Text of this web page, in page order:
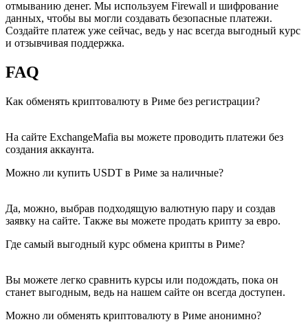
отмыванию денег. Мы используем Firewall и шифрование
данных, чтобы вы могли создавать безопасные платежи.
Создайте платеж уже сейчас, ведь у нас всегда выгодный курс
и отзывчивая поддержка.
FAQ
Как обменять криптовалюту в Риме без регистрации?
На сайте ExchangeMafia вы можете проводить платежи без
создания аккаунта.
Можно ли купить USDT в Риме за наличные?
Да, можно, выбрав подходящую валютную пару и создав
заявку на сайте. Также вы можете продать крипту за евро.
Где самый выгодный курс обмена крипты в Риме?
Вы можете легко сравнить курсы или подождать, пока он
станет выгодным, ведь на нашем сайте он всегда доступен.
Можно ли обменять криптовалюту в Риме анонимно?